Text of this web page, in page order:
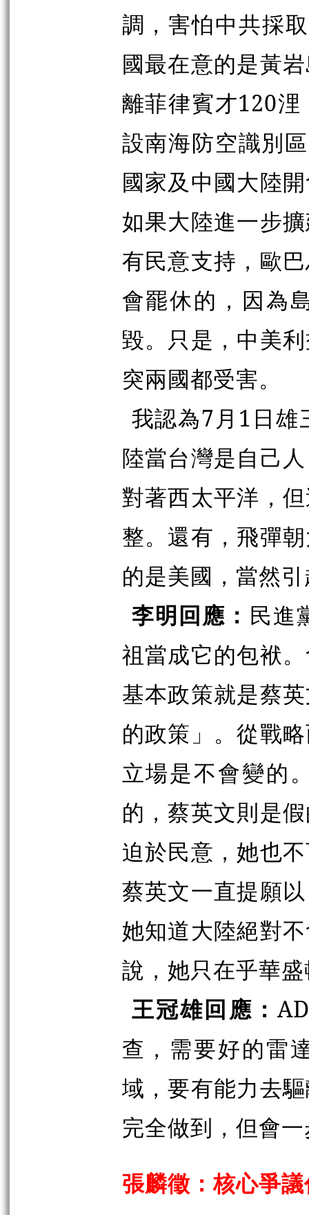
調，害怕中共採
國最在意的是黃
離菲律賓才120
設南海防空識別
國家及中國大陸
如果大陸進一步
有民意支持，歐
會罷休的，因為
毀。只是，中美
突兩國都受害。
我認為7月1日雄
陸當台灣是自己
對著西太平洋，
整。還有，飛彈
的是美國，當然
李明回應： 民進
祖當成它的包袱
基本政策就是蔡
的政策」。從戰
立場是不會變的
的，蔡英文則是
迫於民意，她也
蔡英文一直提願
她知道大陸絕對
說，她只在乎華
王冠雄回應：
查，需要好的雷
域，要有能力去
完全做到，但會
張麟徵：核心爭